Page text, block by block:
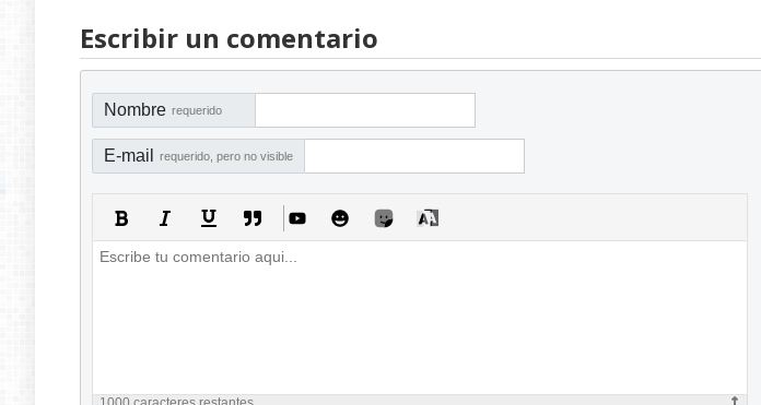
Escribir un comentario
Nombre requerido
E-mail requerido, pero no visible